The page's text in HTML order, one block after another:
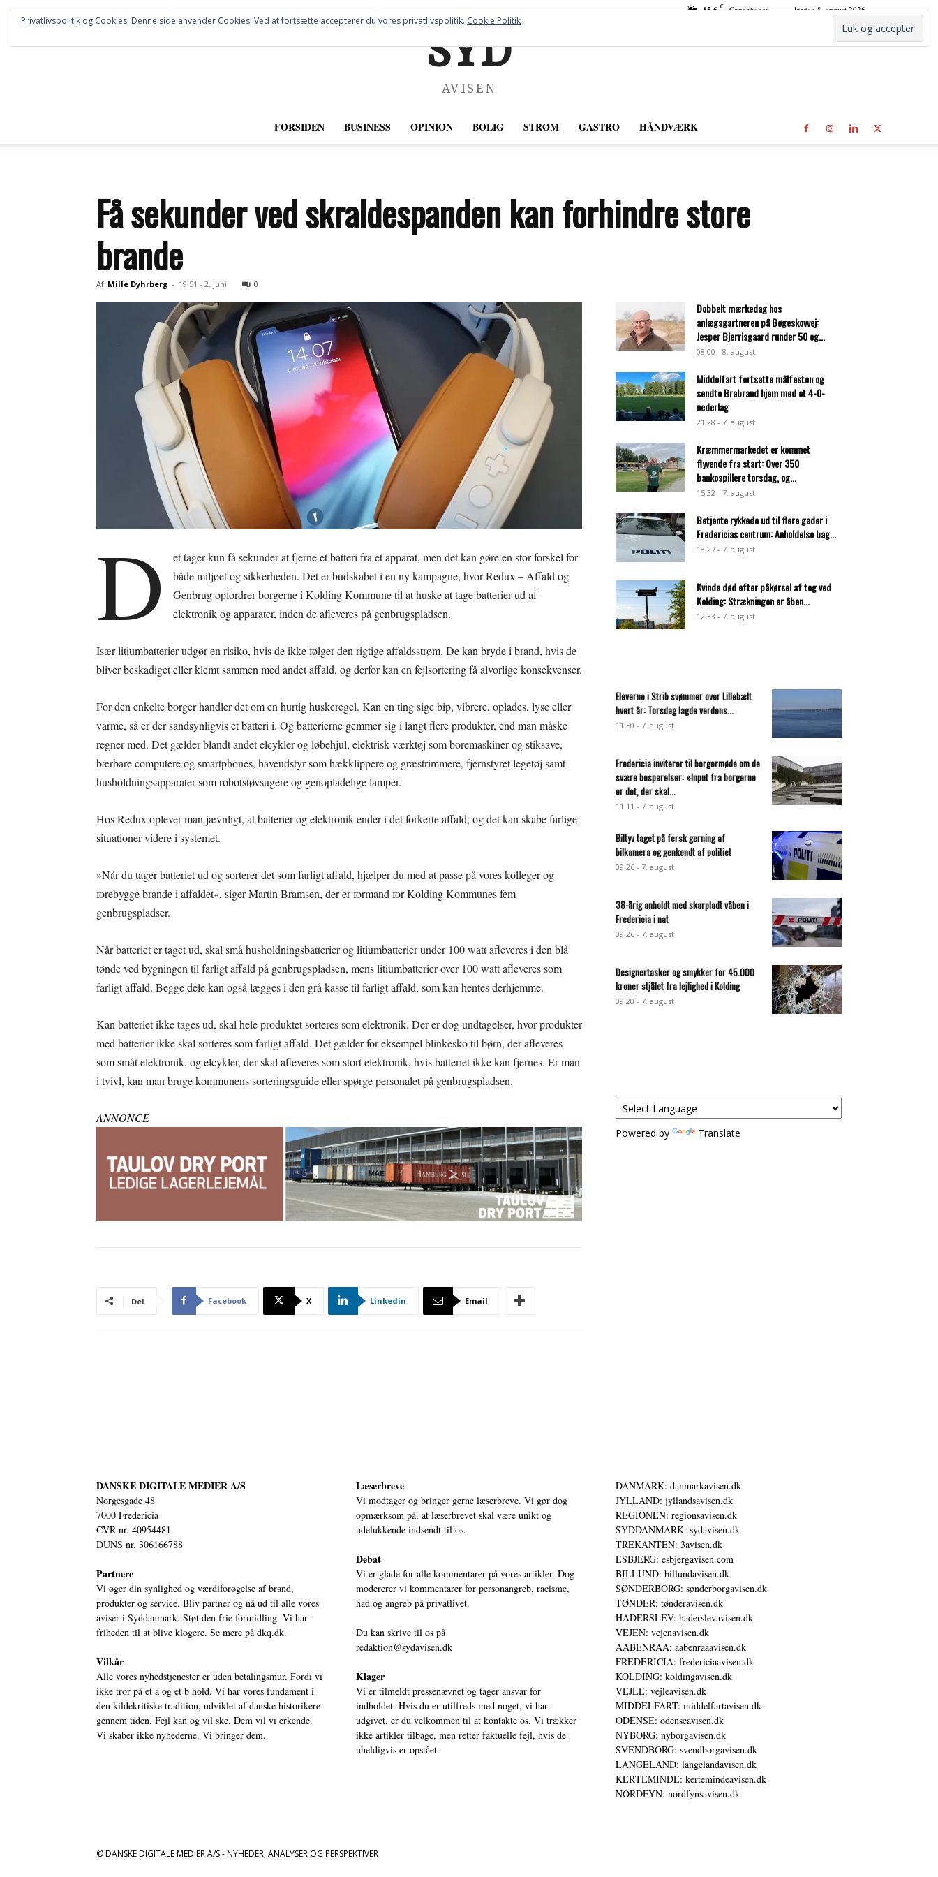
15.6 C Copenhagen lørdag 8. august 2026
SYD
AVISEN
FORSIDEN BUSINESS OPINION BOLIG STRØM GASTRO HÅNDVÆRK
Få sekunder ved skraldespanden kan forhindre store
brande
Af Mille Dyhrberg - 19:51 - 2. juni 0
D
et tager kun få sekunder at fjerne et batteri fra et apparat, men det kan gøre en stor forskel for
både miljøet og sikkerheden. Det er budskabet i en ny kampagne, hvor Redux – Affald og
Genbrug opfordrer borgerne i Kolding Kommune til at huske at tage batterier ud af
elektronik og apparater, inden de afleveres på genbrugspladsen.
Især litiumbatterier udgør en risiko, hvis de ikke følger den rigtige affaldsstrøm. De kan bryde i brand, hvis de
bliver beskadiget eller klemt sammen med andet affald, og derfor kan en fejlsortering få alvorlige konsekvenser.
For den enkelte borger handler det om en hurtig huskeregel. Kan en ting sige bip, vibrere, oplades, lyse eller
varme, så er der sandsynligvis et batteri i. Og batterierne gemmer sig i langt flere produkter, end man måske
regner med. Det gælder blandt andet elcykler og løbehjul, elektrisk værktøj som boremaskiner og stiksave,
bærbare computere og smartphones, haveudstyr som hækklippere og græstrimmere, fjernstyret legetøj samt
husholdningsapparater som robotstøvsugere og genopladelige lamper.
Hos Redux oplever man jævnligt, at batterier og elektronik ender i det forkerte affald, og det kan skabe farlige
situationer videre i systemet.
»Når du tager batteriet ud og sorterer det som farligt affald, hjælper du med at passe på vores kolleger og
forebygge brande i affaldet«, siger Martin Bramsen, der er formand for Kolding Kommunes fem
genbrugspladser.
Når batteriet er taget ud, skal små husholdningsbatterier og litiumbatterier under 100 watt afleveres i den blå
tønde ved bygningen til farligt affald på genbrugspladsen, mens litiumbatterier over 100 watt afleveres som
farligt affald. Begge dele kan også lægges i den grå kasse til farligt affald, som kan hentes derhjemme.
Kan batteriet ikke tages ud, skal hele produktet sorteres som elektronik. Der er dog undtagelser, hvor produkter
med batterier ikke skal sorteres som farligt affald. Det gælder for eksempel blinkesko til børn, der afleveres
som småt elektronik, og elcykler, der skal afleveres som stort elektronik, hvis batteriet ikke kan fjernes. Er man
i tvivl, kan man bruge kommunens sorteringsguide eller spørge personalet på genbrugspladsen.
ANNONCE
Del Facebook X Linkedin Email
Dobbelt mærkedag hos
anlægsgartneren på Bøgeskovvej:
Jesper Bjerrisgaard runder 50 og...
08:00 - 8. august
Middelfart fortsatte målfesten og
sendte Brabrand hjem med et 4-0-
nederlag
21:28 - 7. august
Kræmmermarkedet er kommet
flyvende fra start: Over 350
bankospillere torsdag, og...
15:32 - 7. august
Betjente rykkede ud til flere gader i
Fredericias centrum: Anholdelse bag...
13:27 - 7. august
Kvinde død efter påkørsel af tog ved
Kolding: Strækningen er åben...
12:33 - 7. august
Eleverne i Strib svømmer over Lillebælt
hvert år: Torsdag lagde verdens...
11:50 - 7. august
Fredericia inviterer til borgermøde om de
svære besparelser: »Input fra borgerne
er det, der skal...
11:11 - 7. august
Biltyv taget på fersk gerning af
bilkamera og genkendt af politiet
09:26 - 7. august
38-årig anholdt med skarpladt våben i
Fredericia i nat
09:26 - 7. august
Designertasker og smykker for 45.000
kroner stjålet fra lejlighed i Kolding
09:20 - 7. august
Powered by Translate
DANSKE DIGITALE MEDIER A/S
Norgesgade 48
7000 Fredericia
CVR nr. 40954481
DUNS nr. 306166788
Partnere
Vi øger din synlighed og værdiforøgelse af brand,
produkter og service. Bliv partner og nå ud til alle vores
aviser i Syddanmark. Støt den frie formidling. Vi har
friheden til at blive klogere. Se mere på dkq.dk.
Vilkår
Alle vores nyhedstjenester er uden betalingsmur. Fordi vi
ikke tror på et a og et b hold. Vi har vores fundament i
den kildekritiske tradition, udviklet af danske historikere
gennem tiden. Fejl kan og vil ske. Dem vil vi erkende.
Vi skaber ikke nyhederne. Vi bringer dem.
Læserbreve
Vi modtager og bringer gerne læserbreve. Vi gør dog
opmærksom på, at læserbrevet skal være unikt og
udelukkende indsendt til os.
Debat
Vi er glade for alle kommentarer på vores artikler. Dog
modererer vi kommentarer for personangreb, racisme,
had og angreb på privatlivet.
Du kan skrive til os på
redaktion@sydavisen.dk
Klager
Vi er tilmeldt pressenævnet og tager ansvar for
indholdet. Hvis du er utilfreds med noget, vi har
udgivet, er du velkommen til at kontakte os. Vi trækker
ikke artikler tilbage, men retter faktuelle fejl, hvis de
uheldigvis er opstået.
DANMARK: danmarkavisen.dk
JYLLAND: jyllandsavisen.dk
REGIONEN: regionsavisen.dk
SYDDANMARK: sydavisen.dk
TREKANTEN: 3avisen.dk
ESBJERG: esbjergavisen.com
BILLUND: billundavisen.dk
SØNDERBORG: sønderborgavisen.dk
TØNDER: tønderavisen.dk
HADERSLEV: haderslevavisen.dk
VEJEN: vejenavisen.dk
AABENRAA: aabenraaavisen.dk
FREDERICIA: fredericiaavisen.dk
KOLDING: koldingavisen.dk
VEJLE: vejleavisen.dk
MIDDELFART: middelfartavisen.dk
ODENSE: odenseavisen.dk
NYBORG: nyborgavisen.dk
SVENDBORG: svendborgavisen.dk
LANGELAND: langelandavisen.dk
KERTEMINDE: kertemindeavisen.dk
NORDFYN: nordfynsavisen.dk
© DANSKE DIGITALE MEDIER A/S - NYHEDER, ANALYSER OG PERSPEKTIVER
Privatlivspolitik og Cookies: Denne side anvender Cookies. Ved at fortsætte accepterer du vores privatlivspolitik. Cookie Politik